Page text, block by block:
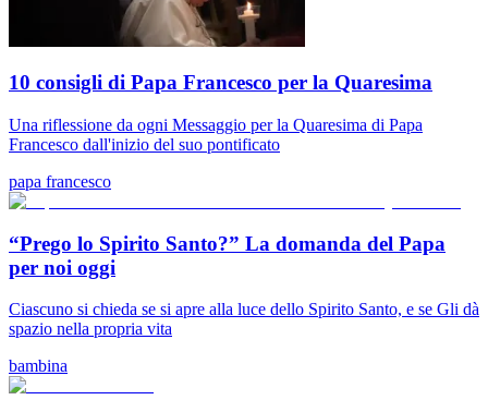
10 consigli di Papa Francesco per la Quaresima
Una riflessione da ogni Messaggio per la Quaresima di Papa
Francesco dall'inizio del suo pontificato
papa francesco
“Prego lo Spirito Santo?” La domanda del Papa
per noi oggi
Ciascuno si chieda se si apre alla luce dello Spirito Santo, e se Gli dà
spazio nella propria vita
bambina